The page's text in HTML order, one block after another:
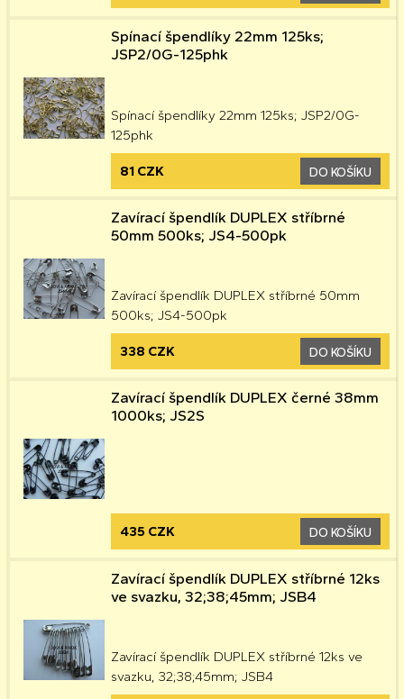
Spínací špendlíky 22mm 125ks;
JSP2/0G-125phk
Spínací špendlíky 22mm 125ks; JSP2/0G-
125phk
81 CZK DO KOŠÍKU
Zavírací špendlík DUPLEX stříbrné
50mm 500ks; JS4-500pk
Zavírací špendlík DUPLEX stříbrné 50mm
500ks; JS4-500pk
338 CZK DO KOŠÍKU
Zavírací špendlík DUPLEX černé 38mm
1000ks; JS2S
435 CZK DO KOŠÍKU
Zavírací špendlík DUPLEX stříbrné 12ks
ve svazku, 32;38;45mm; JSB4
Zavírací špendlík DUPLEX stříbrné 12ks ve
svazku, 32;38;45mm; JSB4